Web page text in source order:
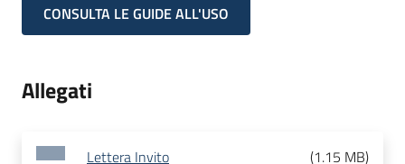
CONSULTA LE GUIDE ALL'USO
Allegati
Lettera Invito (1.15 MB)